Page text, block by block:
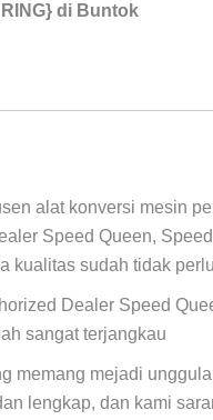
di Buntok
alat konversi mesin
Speed Queen,
kualitas sudah tidak
Dealer Speed
sangat terjangkau
memang mejadi
lengkap, dan kami